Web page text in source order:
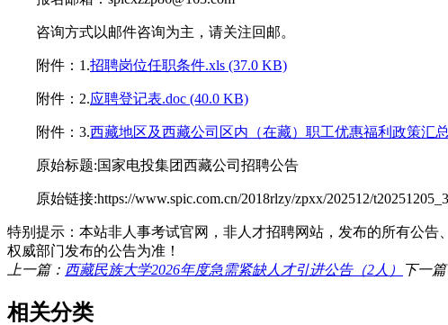
咨询方式以邮件咨询为主，请关注回邮。
附件：1.招聘岗位任职条件.xls (37.0 KB)
附件：2.应聘登记表.doc (40.0 KB)
附件：3.西藏地区及西藏公司区内（在藏）职工优惠福利政策汇
原始标题:国家电投集团西藏公司招聘公告
原始链接:https://www.spic.com.cn/2018rlzy/zpxx/202512/
特别提示：本站非人事考试官网，非人才招聘网站，发布的所有公
权威部门发布的公告为准！
上一篇： 西藏民族大学2026年度急需紧缺人才引进公告（2人） 下一篇
相关分类